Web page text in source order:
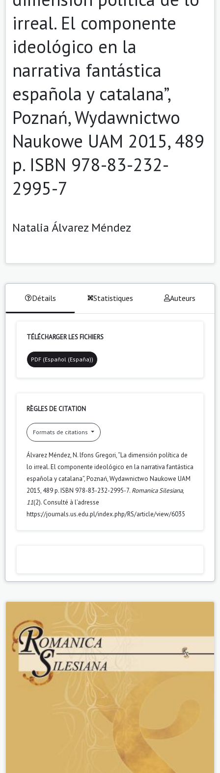
irreal. El componente
ideológico en la
narrativa fantástica
española y catalana”,
Poznań, Wydawnictwo
Naukowe UAM 2015, 489
p. ISBN 978-83-232-
2995-7
Natalia Álvarez Méndez
Détails Statistiques Auteurs
TÉLÉCHARGER LES FICHIERS
PDF (Español (España))
RÈGLES DE CITATION
Formats de citations
Álvarez Méndez, N. lfons Gregori, “La dimensión política de
lo irreal. El componente ideológico en la narrativa fantástica
española y catalana”, Poznań, Wydawnictwo Naukowe UAM
2015, 489 p. ISBN 978-83-232-2995-7. Romanica Silesiana,
11(2). Consulté à l’adresse
https://journals.us.edu.pl/index.php/RS/article/view/6035